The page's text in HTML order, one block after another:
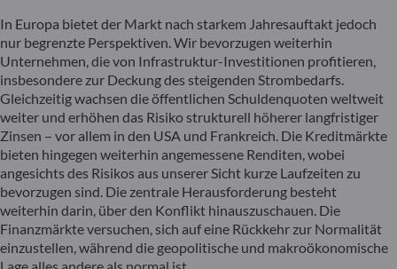
In Europa bietet der Markt nach starkem Jahresauftakt jedoch
nur begrenzte Perspektiven. Wir bevorzugen weiterhin
Unternehmen, die von Infrastruktur-Investitionen profitieren,
insbesondere zur Deckung des steigenden Strombedarfs.
Gleichzeitig wachsen die öffentlichen Schuldenquoten weltweit
weiter und erhöhen das Risiko strukturell höherer langfristiger
Zinsen – vor allem in den USA und Frankreich. Die Kreditmärkte
bieten hingegen weiterhin angemessene Renditen, wobei
angesichts des Risikos aus unserer Sicht kurze Laufzeiten zu
bevorzugen sind. Die zentrale Herausforderung besteht
weiterhin darin, über den Konflikt hinauszuschauen. Die
Finanzmärkte versuchen, sich auf eine Rückkehr zur Normalität
einzustellen, während die geopolitische und makroökonomische